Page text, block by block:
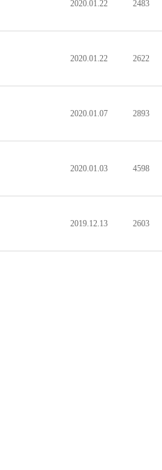
2020.01.22 2483
2020.01.22 2622
2020.01.07 2893
2020.01.03 4598
2019.12.13 2603